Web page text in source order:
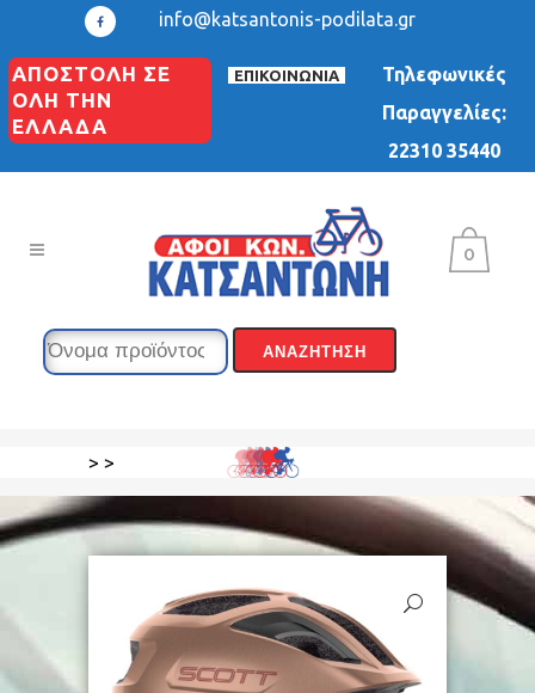
info@katsantonis-podilata.gr
ΑΠΟΣΤΟΛΗ ΣΕ
ΟΛΗ ΤΗΝ
ΕΛΛΑΔΑ
ΕΠΙΚΟΙΝΩΝΙΑ
Τηλεφωνικές
Παραγγελίες:
22310 35440
0
> >